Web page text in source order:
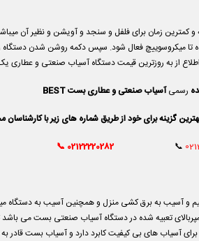
که بیشترین زمان برای زردچوبه و کمترین زمان برای فلفل و سنجد و
فعال شود. سپس دکمه روشن شدن دستگاه را
از به روزترین قیمت دستگاه آسیاب صنعتی و عطاری یک
رسمیآسیاب صنعتی و عطاری بست BEST
گزینه برای خود از طریق شماره های زیر با
📞
02122220282
📞
و آسیب به برق کشی منزل و همچنین آسیب به دستگاه
تعبیه شده در دستگاه آسیاب صنعتی بست می باشد
آسیاب های بی کیفیت کابرد دارد و آسیاب بست قادر